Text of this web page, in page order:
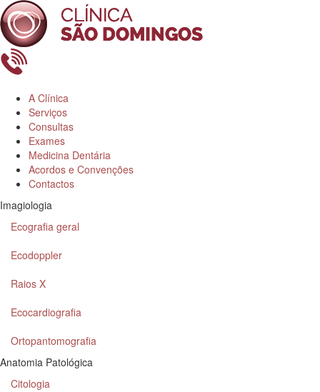
A Clínica
Serviços
Consultas
Exames
Medicina Dentária
Acordos e Convenções
Contactos
Imagiologia
Ecografia geral
Ecodoppler
Raios X
Ecocardiografia
Ortopantomografia
Anatomia Patológica
Citologia